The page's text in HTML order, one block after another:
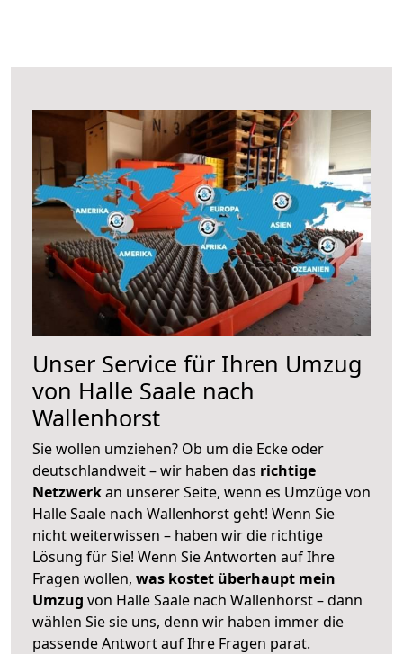
Unser Service für Ihren Umzug
von Halle Saale nach
Wallenhorst
Sie wollen umziehen? Ob um die Ecke oder
deutschlandweit – wir haben das richtige
Netzwerkan unserer Seite, wenn es Umzüge von
Halle Saale nach Wallenhorst geht! Wenn Sie
nicht weiterwissen – haben wir die richtige
Lösung für Sie! Wenn Sie Antworten auf Ihre
Fragen wollen, was kostet überhaupt mein
Umzug von Halle Saale nach Wallenhorst – dann
wählen Sie sie uns, denn wir haben immer die
passende Antwort auf Ihre Fragen parat.